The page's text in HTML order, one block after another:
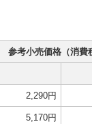
参考小売価格（消費
2,290円
5,170円